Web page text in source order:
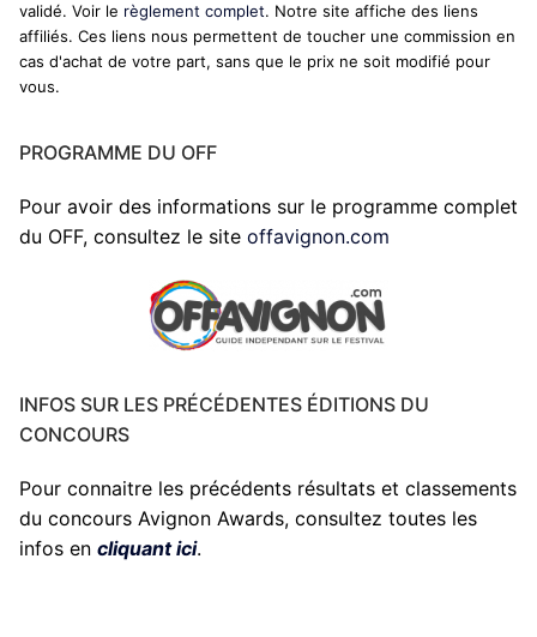
validé. Voir le règlement complet. Notre site affiche des liens
affiliés. Ces liens nous permettent de toucher une commission en
cas d'achat de votre part, sans que le prix ne soit modifié pour
vous.
PROGRAMME DU OFF
Pour avoir des informations sur le programme complet
du OFF, consultez le site offavignon.com
INFOS SUR LES PRÉCÉDENTES ÉDITIONS DU
CONCOURS
Pour connaitre les précédents résultats et classements
du concours Avignon Awards, consultez toutes les
infos en cliquant ici.